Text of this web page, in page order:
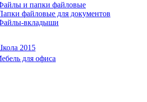
и папки файловые
файловые для документов
вкладыши
2015
для офиса